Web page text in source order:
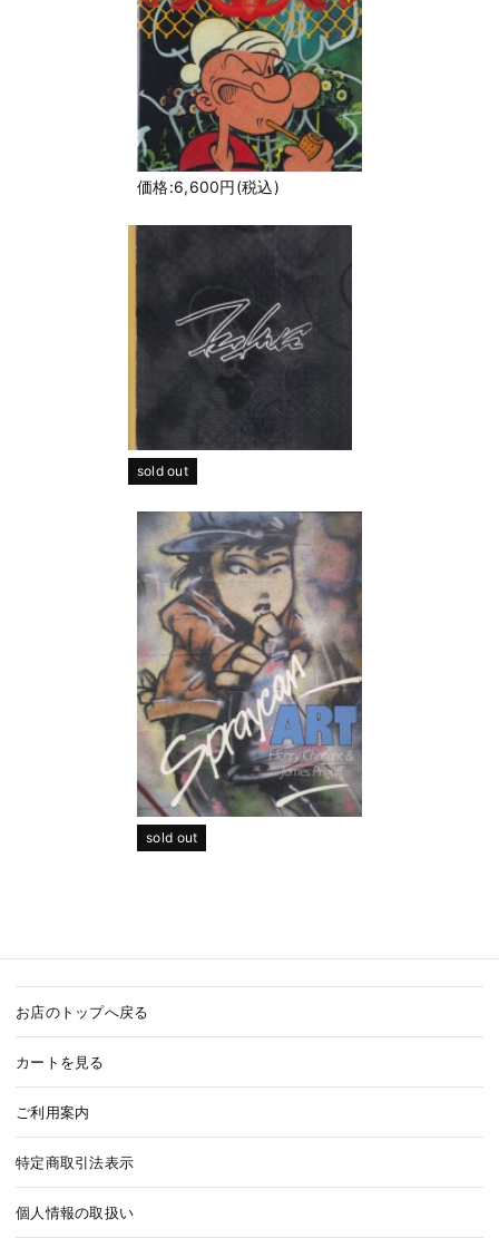
価格:6,600円(税込)
sold out
sold out
お店のトップへ戻る
カートを見る
ご利用案内
特定商取引法表示
個人情報の取扱い